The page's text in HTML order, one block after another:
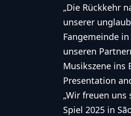
„Die Rückkehr
unserer
Fangemeinde
unseren
Musikszene ins
Presentation
„Wir freuen
Spiel 2025 in